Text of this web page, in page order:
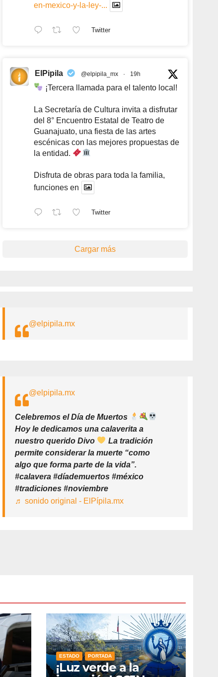
en-mexico-y-la-ley-...
Twitter
ElPipila @elpipila_mx · 19h
¡Tercera llamada para el talento local!
La Secretaría de Cultura invita a disfrutar
del 8° Encuentro Estatal de Teatro de
Guanajuato, una fiesta de las artes
escénicas con las mejores propuestas de
la entidad.
Disfruta de obras para toda la familia,
funciones en
Twitter
Cargar más
@elpipila.mx
@elpipila.mx
Celebremos el Día de Muertos
Hoy le dedicamos una calaverita a
nuestro querido Divo
La tradición
permite considerar la muerte “como
algo que forma parte de la vida”.
#calavera #díademuertos #méxico
#tradiciones #noviembre
♬ sonido original - ElPípila.mx
ESTADO PORTADA
¡Luz verde a la